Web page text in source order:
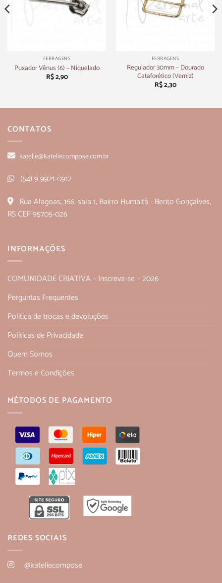
FERRAGENS
Puxador Vênus (6) – Niquelado
R$2,90
FERRAGENS
Regulador 30mm – Dourado
Cataforético (Verniz)
R$2,30
CONTATOS
katelie@kateliecompose.com.br
(54) 9 9921-0912
Rua Alagoas, 166, sala 1, Bairro Humaitá - Bento Gonçalves,
RS CEP 95705-026
INFORMAÇÕES
COMUNIDADE CRIATIVA – Inscreva-se – 2026
Perguntas Frequentes
Política de trocas e devoluções
Políticas de Privacidade
Quem Somos
Termos e Condições
MÉTODOS DE PAGAMENTO
REDES SOCIAIS
@kateliecompose